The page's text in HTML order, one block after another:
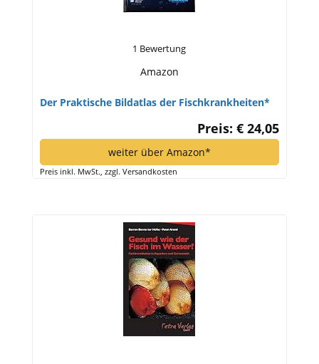
1 Bewertung
Amazon
Der Praktische Bildatlas der Fischkrankheiten*
Preis: € 24,05
weiter über Amazon*
Preis inkl. MwSt., zzgl. Versandkosten